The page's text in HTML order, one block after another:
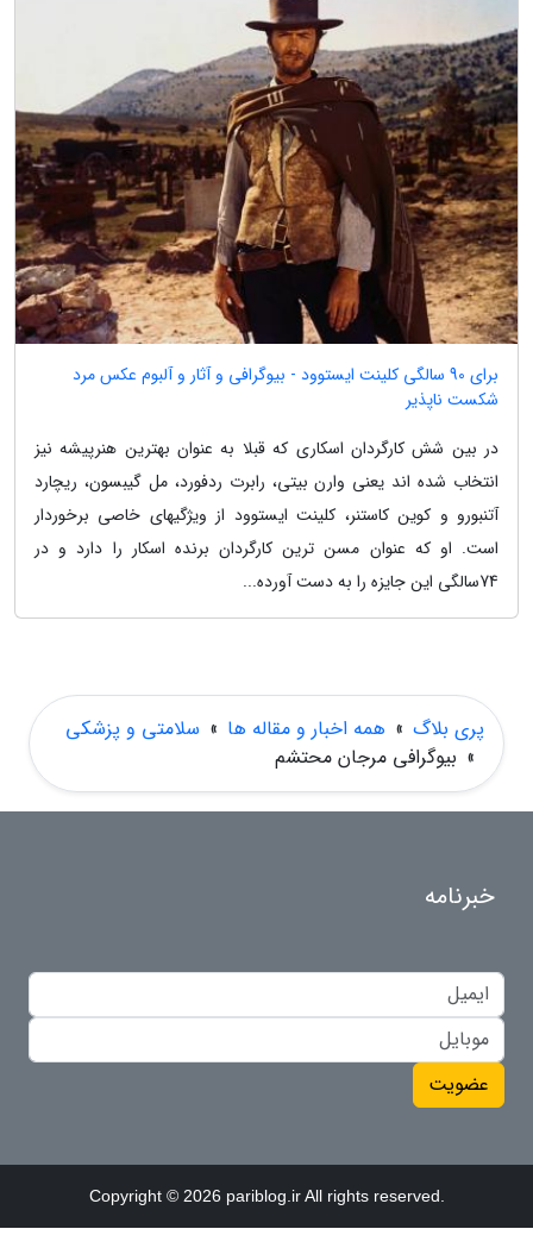
برای 90 سالگی کلینت ایستوود - بیوگرافی و آثار و آلبوم عکس مرد
شکست ناپذیر
در بین شش کارگردان اسکاری که قبلا به عنوان بهترین هنرپیشه نیز
انتخاب شده اند یعنی وارن بیتی، رابرت ردفورد، مل گیبسون، ریچارد
آتنبورو و کوین کاستنر، کلینت ایستوود از ویژگیهای خاصی برخوردار
است. او که عنوان مسن ترین کارگردان برنده اسکار را دارد و در
74سالگی این جایزه را به دست آورده...
پری بلاگ » همه اخبار و مقاله ها » سلامتی و پزشکی
» بیوگرافی مرجان محتشم
خبرنامه
عضویت
Copyright © 2026 pariblog.ir All rights reserved.